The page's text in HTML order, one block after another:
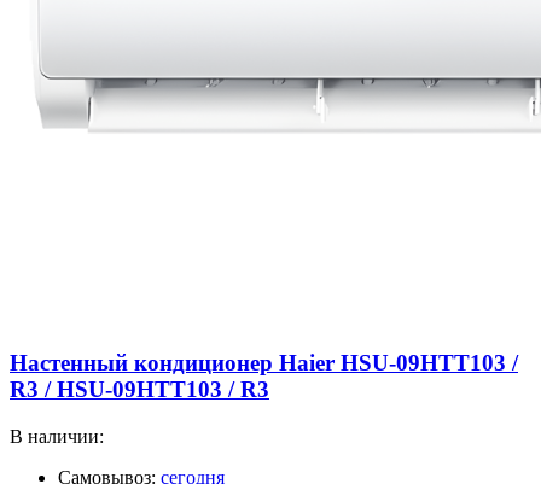
Настенный кондиционер Haier HSU-09HTT103 /
R3 / HSU-09HTT103 / R3
В наличии:
Самовывоз: сегодня